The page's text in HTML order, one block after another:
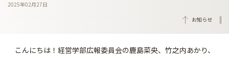
2025年02月27日
お知らせ
こんにちは！経営学部広報委員会の鹿島菜央、竹之内あかり、